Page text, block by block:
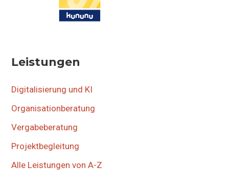
Leistungen
Digitalisierung und KI
Organisationberatung
Vergabeberatung
Projektbegleitung
Alle Leistungen von A-Z